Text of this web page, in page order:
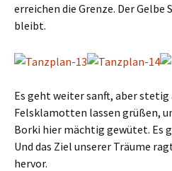
erreichen die Grenze. Der Gelbe
bleibt.
Es geht weiter sanft, aber stetig
Felsklamotten lassen grüßen,
Borki hier mächtig gewütet. Es
Und das Ziel unserer Träume
hervor.